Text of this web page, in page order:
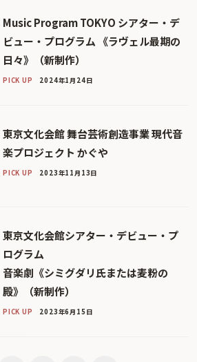
Music Program TOKYO シアター・デ
ビュー・プログラム 《ラヴェル最期の
日々》（新制作）
PICK UP 2024年1月24日
東京文化会館 舞台芸術創造事業 現代音
楽プロジェクト かぐや
PICK UP 2023年11月13日
東京文化会館シアター・デビュー・プ
ログラム
⾳楽劇《シミグダリ⽒または⻨粉の
殿》（新制作）
PICK UP 2023年6月15日